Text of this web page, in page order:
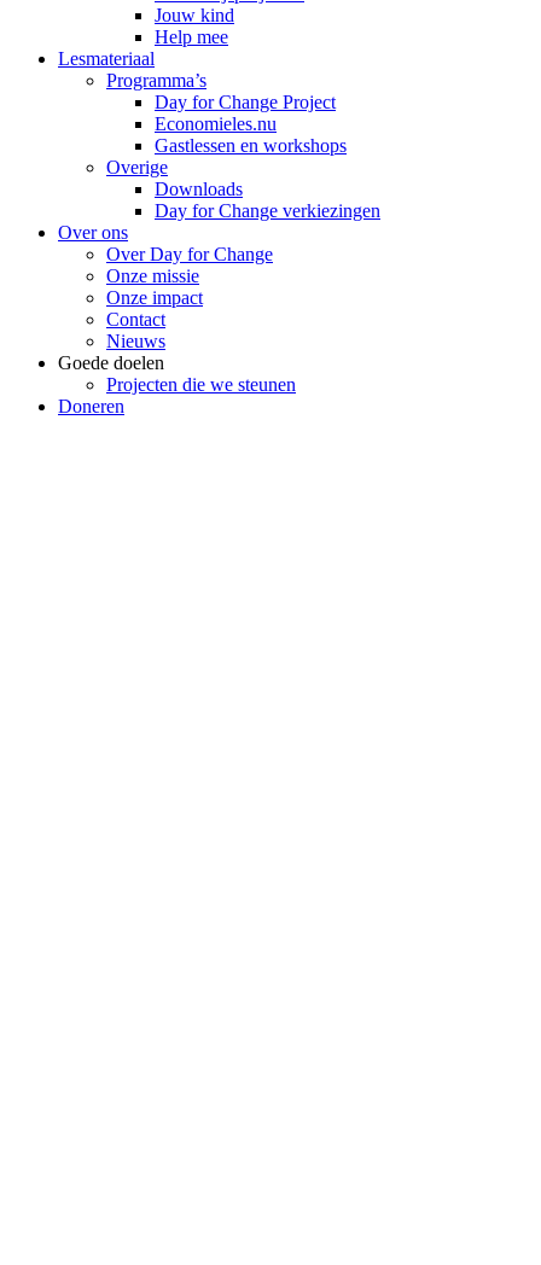
Jouw kind
Help mee
Lesmateriaal
Programma’s
Day for Change Project
Economieles.nu
Gastlessen en workshops
Overige
Downloads
Day for Change verkiezingen
Over ons
Over Day for Change
Onze missie
Onze impact
Contact
Nieuws
Goede doelen
Projecten die we steunen
Doneren